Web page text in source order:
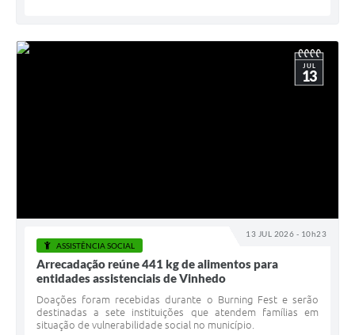
13 JUL 2026 - 10h23
JUL
13
ASSISTÊNCIA SOCIAL
Arrecadação reúne 441 kg de alimentos para
entidades assistenciais de Vinhedo
Doações foram recebidas durante o Burning Fest e serão
destinadas a sete instituições que atendem famílias em
situação de vulnerabilidade social no município.